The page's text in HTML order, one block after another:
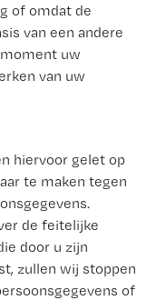
of omdat de
van een andere
uw
van uw
hiervoor gelet op
te maken tegen
de feitelijke
door u zijn
zullen wij stoppen
of